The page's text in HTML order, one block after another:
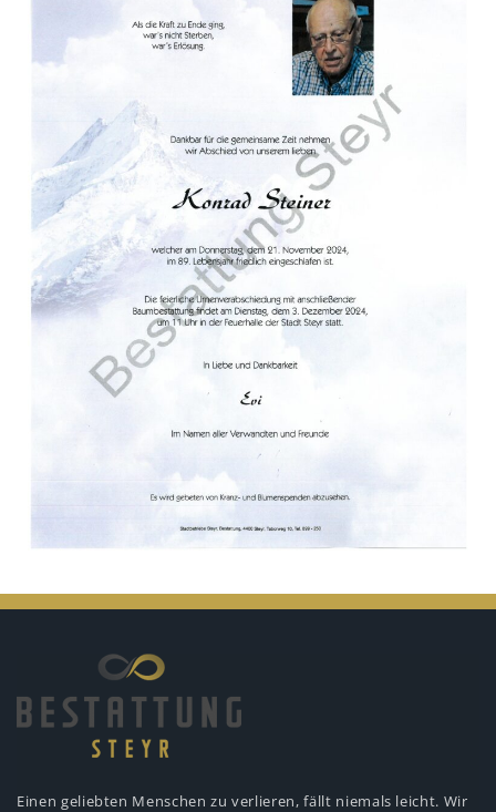
Einen geliebten Menschen zu verlieren, fällt niemals leicht. Wir